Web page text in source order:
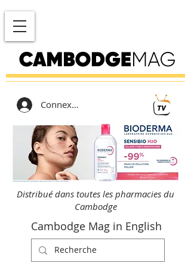
Connexion
Distribué dans toutes les pharmacies du
Cambodge
Cambodge Mag in English